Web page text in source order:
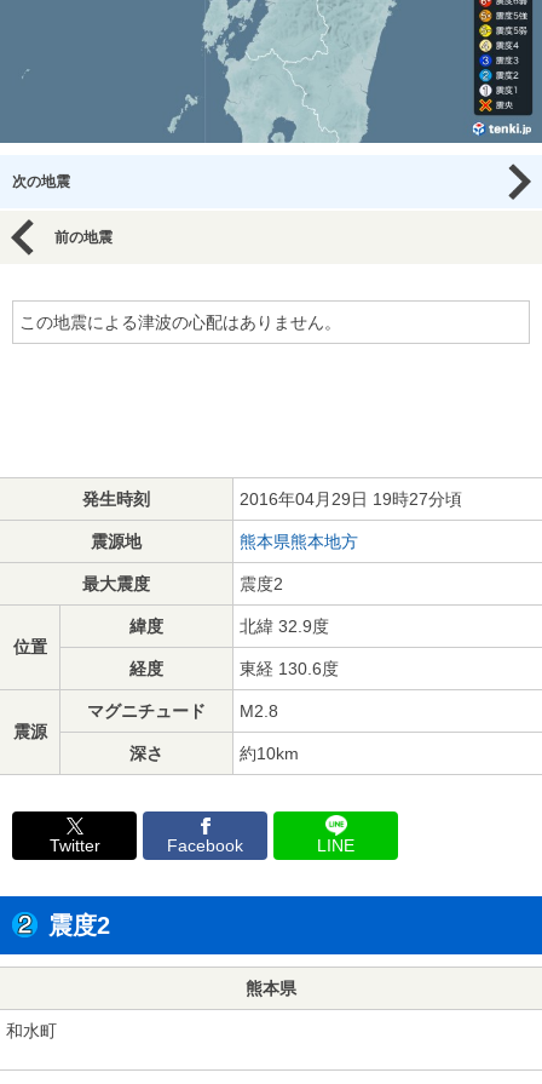
次の地震
前の地震
この地震による津波の心配はありません。
発生時刻 2016年04月29日 19時27分頃
震源地 熊本県熊本地方
最大震度 震度2
位置
緯度 北緯 32.9度
経度 東経 130.6度
震源
マグニチュード M2.8
深さ 約10km
Twitter Facebook LINE
震度2
熊本県
和水町